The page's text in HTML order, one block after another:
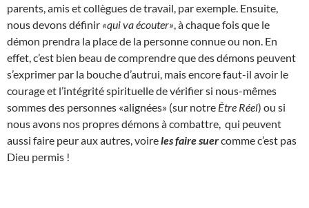
parents, amis et collègues de travail, par exemple. Ensuite,
nous devons définir «qui va écouter» , à chaque fois que le
démon prendra la place de la personne connue ou non. En
effet, c’est bien beau de comprendre que des démons peuvent
s’exprimer par la bouche d’autrui, mais encore faut-il avoir le
courage et l’intégrité spirituelle de vérifier si nous-mêmes
sommes des personnes «alignées» (sur notre Être Réel) ou si
nous avons nos propres démons à combattre, qui peuvent
aussi faire peur aux autres, voireles faire suercomme c’est pas
Dieu permis !